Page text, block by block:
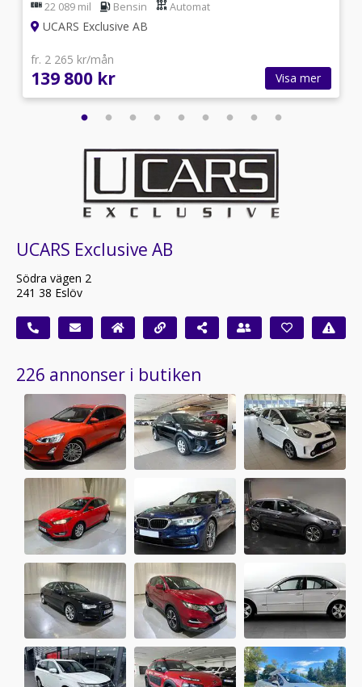
22 089 mil Bensin Automat
UCARS Exclusive AB
fr. 2 265 kr/mån
139 800 kr Visa mer
UCARS Exclusive AB
Södra vägen 2
241 38 Eslöv
226 annonser i butiken